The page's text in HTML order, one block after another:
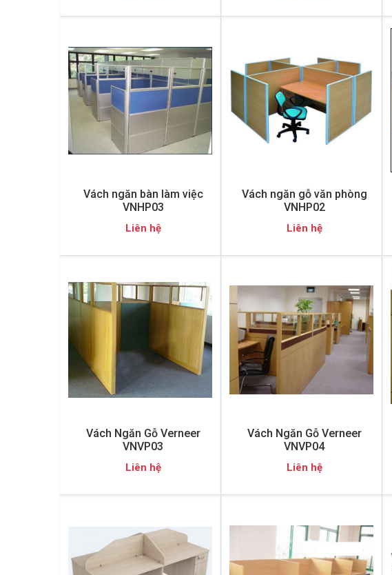
Vách ngăn bàn làm việc
VNHP03
Liên hệ
Vách ngăn gỗ văn phòng
VNHP02
Liên hệ
Vách Ngăn Gỗ Verneer
VNVP03
Liên hệ
Vách Ngăn Gỗ Verneer
VNVP04
Liên hệ